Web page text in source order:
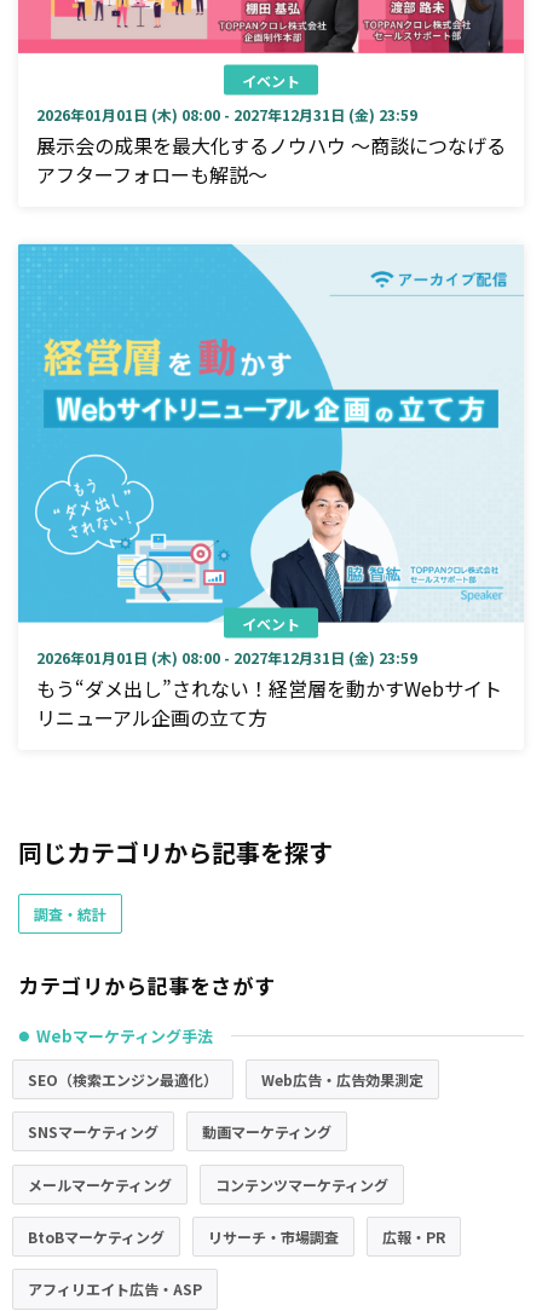
イベント
2026年01月01日 (木) 08:00 - 2027年12月31日 (金) 23:59
展示会の成果を最大化するノウハウ ～商談につなげる
アフターフォローも解説～
イベント
2026年01月01日 (木) 08:00 - 2027年12月31日 (金) 23:59
もう“ダメ出し”されない！経営層を動かすWebサイト
リニューアル企画の立て方
同じカテゴリから記事を探す
調査・統計
カテゴリから記事をさがす
● Webマーケティング手法
SEO（検索エンジン最適化） Web広告・広告効果測定
SNSマーケティング 動画マーケティング
メールマーケティング コンテンツマーケティング
BtoBマーケティング リサーチ・市場調査 広報・PR
アフィリエイト広告・ASP